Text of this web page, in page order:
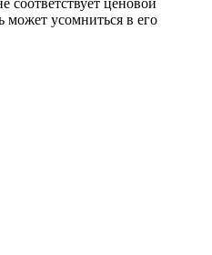
ценовой
может усомниться в его